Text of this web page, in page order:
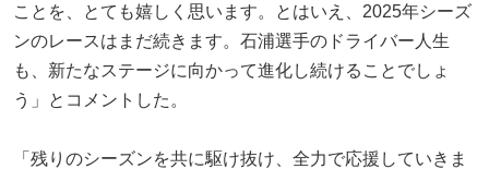
ことを、とても嬉しく思います。とはいえ、2025年シーズ
ンのレースはまだ続きます。石浦選手のドライバー人生
も、新たなステージに向かって進化し続けることでしょ
う」とコメントした。
「残りのシーズンを共に駆け抜け、全力で応援していきま